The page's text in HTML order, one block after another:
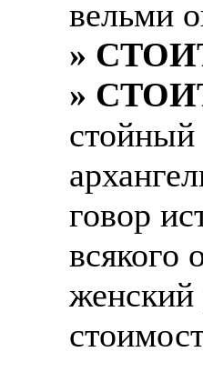
вельми
»
»
стойный
говор
всякого
женский